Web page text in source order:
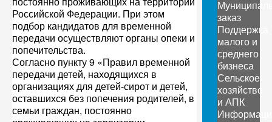
Российской Федерации. При этом
подбор кандидатов для временной
передачи осуществляют органы опеки и
попечительства.
Согласно пункту 9 «Правил временной
передачи детей, находящихся в
организациях для детей-сирот и детей,
оставшихся без попечения родителей, в
семьи граждан, постоянно
заказ
Поддержка
малого и
среднего
бизнеса
Сельское
хозяйство
и АПК